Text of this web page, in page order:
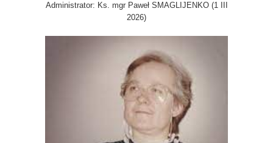
Administrator: Ks. mgr Paweł SMAGLIJENKO (1 III
2026)